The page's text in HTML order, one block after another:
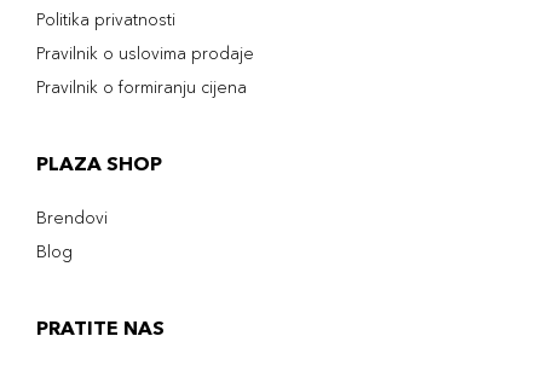
Politika privatnosti
Pravilnik o uslovima prodaje
Pravilnik o formiranju cijena
PLAZA SHOP
Brendovi
Blog
PRATITE NAS